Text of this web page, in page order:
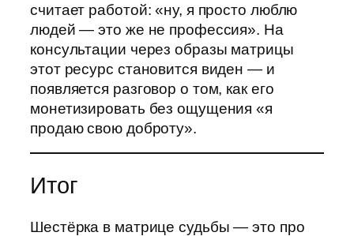
считает работой: «ну, я просто люблю
людей — это же не профессия». На
консультации через образы матрицы
этот ресурс становится виден — и
появляется разговор о том, как его
монетизировать без ощущения «я
продаю свою доброту».
Итог
Шестёрка в матрице судьбы — это про